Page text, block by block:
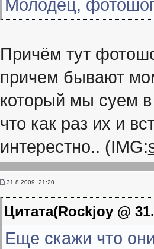
Молодец,
Причём тут
причем бывают
который мы суем
что как раз их и
интерестно.. (IMG:
31.8.2009, 21:20
Цитата(Rockjoy @
Еще скажи что